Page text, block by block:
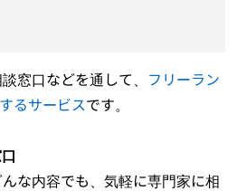
窓口などを通して、 フリーラン
るサービスです。
な内容でも、気軽に専門家に相